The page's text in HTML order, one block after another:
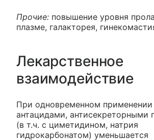
Прочие: повышение уровня
плазме, галакторея,
Лекарственное
взаимодействие
При одновременном применении
антацидами, антисекреторными
(в т.ч. с циметидином, натрия
гидрокарбонатом) уменьшается